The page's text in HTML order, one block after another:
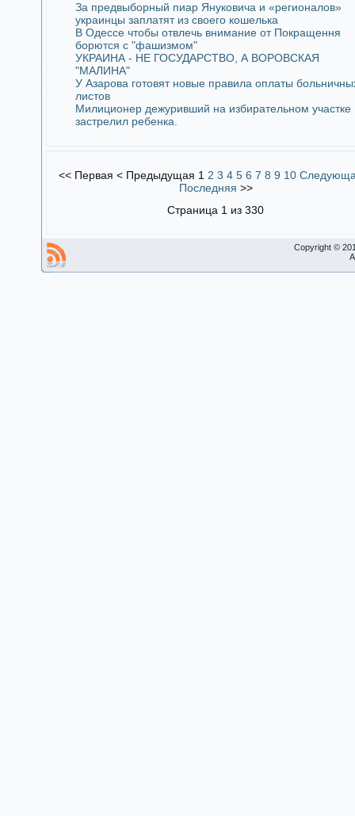
За предвыборный пиар Януковича и «регионалов»
украинцы заплатят из своего кошелька
В Одессе чтобы отвлечь внимание от Покращення
борются с "фашизмом"
УКРАИНА - НЕ ГОСУДАРСТВО, А ВОРОВСКАЯ
"МАЛИНА"
У Азарова готовят новые правила оплаты
листов
Милиционер дежуривший на избирательном участке
застрелил ребенка.
<< Первая < Предыдущая 1 2 3 4 5 6 7 8 9 10
Последняя >>
Страница 1 из 330
Copyright ©